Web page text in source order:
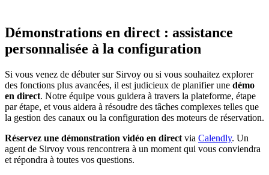
Démonstrations en direct : assistance
personnalisée à la configuration
Si vous venez de débuter sur Sirvoy ou si vous souhaitez explorer
des fonctions plus avancées, il est judicieux de planifier une démo
en direct. Notre équipe vous guidera à travers la plateforme, étape
par étape, et vous aidera à résoudre des tâches complexes telles que
la gestion des canaux ou la configuration des moteurs de réservation.
Réservez une démonstration vidéo en direct via Calendly. Un
agent de Sirvoy vous rencontrera à un moment qui vous conviendra
et répondra à toutes vos questions.